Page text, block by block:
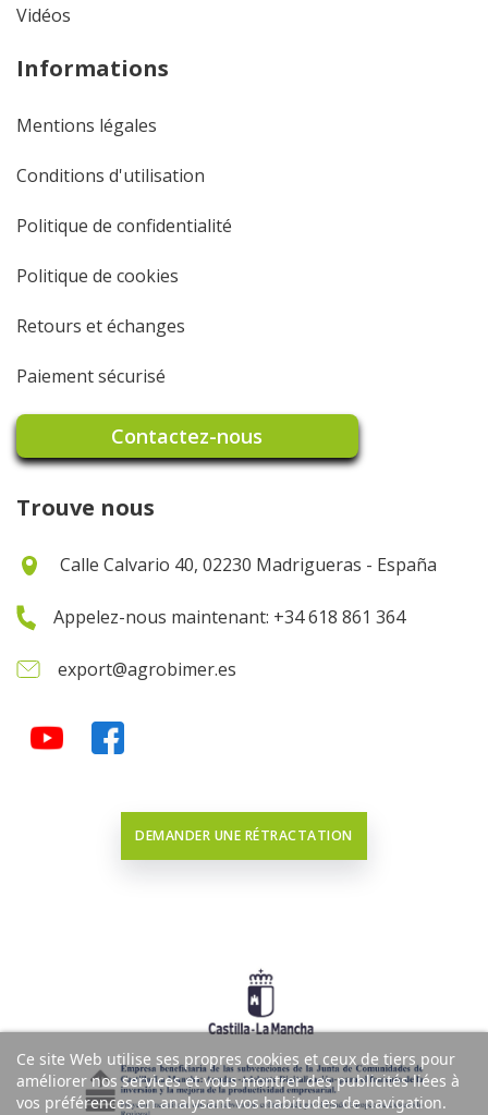
Ce site Web utilise ses propres cookies et ceux de tiers pour
améliorer nos services et vous montrer des publicités liées à
vos préférences en analysant vos habitudes de navigation.
Vidéos
Informations
Mentions légales
Conditions d'utilisation
Politique de confidentialité
Politique de cookies
Retours et échanges
Paiement sécurisé
Contactez-nous
Trouve nous
Calle Calvario 40, 02230 Madrigueras - España
Appelez-nous maintenant: +34 618 861 364
export@agrobimer.es
DEMANDER UNE RÉTRACTATION